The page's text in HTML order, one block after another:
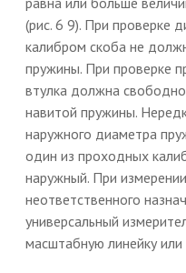
(рис. 6 9). При проверке
калибром скоба не
пружины. При проверке
втулка должна
навитой пружины.
наружного диаметра
один из проходных
наружный. При
неответственного
универсальный
масштабную линейку или